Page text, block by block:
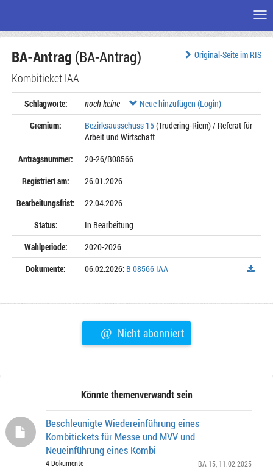
Seiteninhalt
Original-Seite im RIS
BA-Antrag (BA-Antrag)
Kombiticket IAA
Schlagworte: noch keine
Neue hinzufügen (Login)
Gremium:
Bezirksausschuss 15(Trudering-Riem) / Referat für
Arbeit und Wirtschaft
Antragsnummer:
20-26/B08566
Registriert am:
26.01.2026
Bearbeitungsfrist:
22.04.2026
Status:
In Bearbeitung
Wahlperiode:
2020-2026
Dokumente:
06.02.2026: B 08566 IAA
@ Nicht abonniert
Könnte themenverwandt sein
Beschleunigte Wiedereinführung eines
Kombitickets für Messe und MVV und
Neueinführung eines Kombi
4 Dokumente BA 15 , 11.02.2025